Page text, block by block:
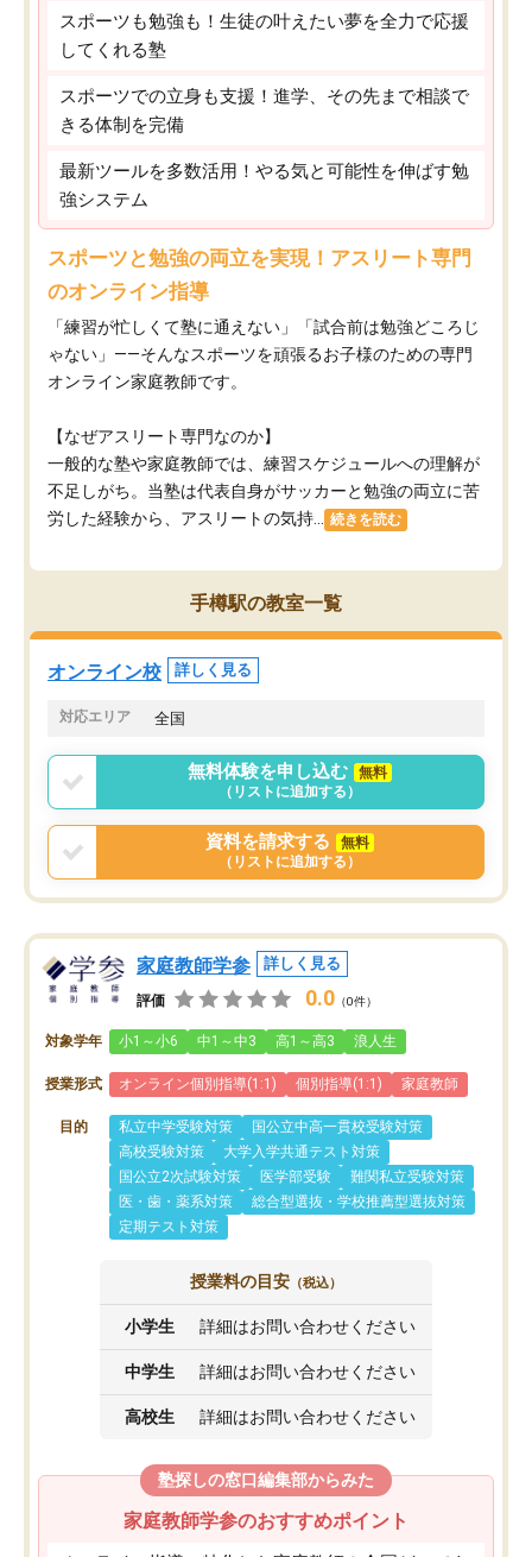
スポーツも勉強も！生徒の叶えたい夢を全力で応援
してくれる塾
スポーツでの立身も支援！進学、その先まで相談で
きる体制を完備
最新ツールを多数活用！やる気と可能性を伸ばす勉
強システム
スポーツと勉強の両立を実現！アスリート専門
のオンライン指導
「練習が忙しくて塾に通えない」「試合前は勉強どころじ
ゃない」——そんなスポーツを頑張るお子様のための専門
オンライン家庭教師です。
【なぜアスリート専門なのか】
一般的な塾や家庭教師では、練習スケジュールへの理解が
不足しがち。当塾は代表自身がサッカーと勉強の両立に苦
労した経験から、アスリートの気持...
続きを読む
手樽駅の教室一覧
オンライン校 詳しく見る
対応エリア 全国
無料体験を申し込む
無料
（リストに追加する）
資料を請求する
無料
（リストに追加する）
家庭教師学参 詳しく見る
評価 0.0 （0件）
対象学年 小1～小6 中1～中3 高1～高3 浪人生
授業形式 オンライン個別指導(1:1) 個別指導(1:1) 家庭教師
目的 私立中学受験対策
国公立中高一貫校受験対策
高校受験対策
大学入学共通テスト対策
国公立2次試験対策
医学部受験
難関私立受験対策
医・歯・薬系対策
総合型選抜・学校推薦型選抜対策
定期テスト対策
授業料の目安 （税込）
小学生 詳細はお問い合わせください
中学生 詳細はお問い合わせください
高校生 詳細はお問い合わせください
塾探しの窓口編集部からみた
家庭教師学参のおすすめポイント